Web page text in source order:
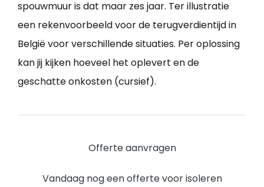
spouwmuur is dat maar zes jaar. Ter illustratie
een rekenvoorbeeld voor de terugverdientijd in
België voor verschillende situaties. Per oplossing
kan jij kijken hoeveel het oplevert en de
geschatte onkosten (cursief).
Offerte aanvragen
Vandaag nog een offerte voor isoleren